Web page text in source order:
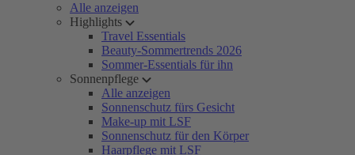
Alle anzeigen
Highlights
Travel Essentials
Beauty-Sommertrends 2026
Sommer-Essentials für ihn
Sonnenpflege
Alle anzeigen
Sonnenschutz fürs Gesicht
Make-up mit LSF
Sonnenschutz für den Körper
Haarpflege mit LSF